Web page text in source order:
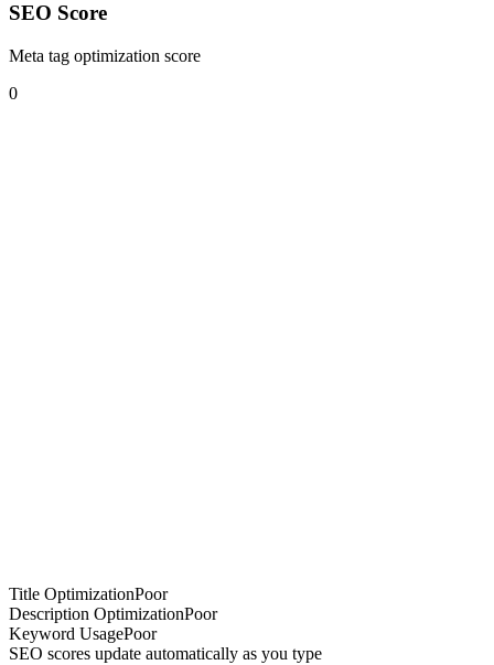
SEO Score
Meta tag optimization score
0
Title OptimizationPoor
Description OptimizationPoor
Keyword UsagePoor
SEO scores update automatically as you type